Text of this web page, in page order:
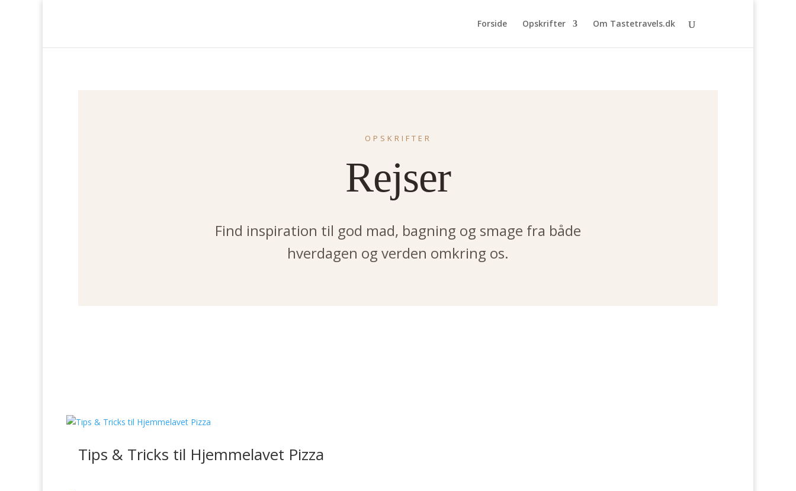
Forside Opskrifter Om Tastetravels.dk
OPSKRIFTER
Rejser
Find inspiration til god mad, bagning og smage fra både
hverdagen og verden omkring os.
Tips & Tricks til Hjemmelavet Pizza